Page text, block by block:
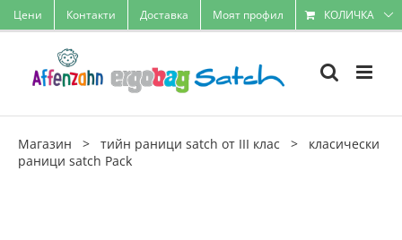
Skip
to
Цени Контакти Доставка Моят профил КОЛИЧКА
Магазин > тийн раници satch от III клас > класически
раници satch Pack